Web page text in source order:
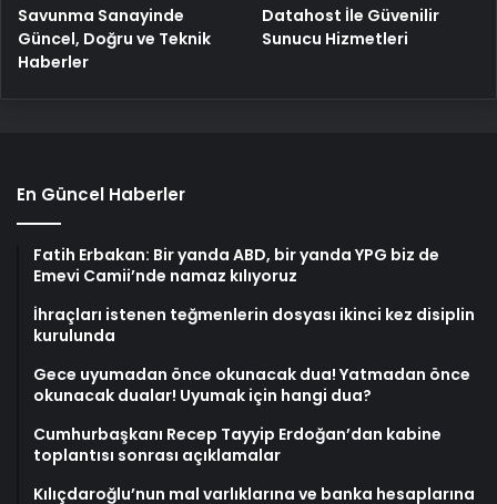
Savunma Sanayinde
Güncel, Doğru ve Teknik
Haberler
Datahost İle Güvenilir
Sunucu Hizmetleri
En Güncel Haberler
Fatih Erbakan: Bir yanda ABD, bir yanda YPG biz de
Emevi Camii’nde namaz kılıyoruz
İhraçları istenen teğmenlerin dosyası ikinci kez disiplin
kurulunda
Gece uyumadan önce okunacak dua! Yatmadan önce
okunacak dualar! Uyumak için hangi dua?
Cumhurbaşkanı Recep Tayyip Erdoğan’dan kabine
toplantısı sonrası açıklamalar
Kılıçdaroğlu’nun mal varlıklarına ve banka hesaplarına